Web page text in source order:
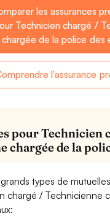
les assurances
Technicien chargé /
chargée de la police des
l'assurance
pour Technicien
chargée de la
types de
chargé / Technicienne